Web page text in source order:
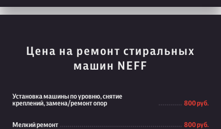
Цена на ремонт стиральных
машин NEFF
Установка машины по уровню, снятие
креплений, замена/ремонт опор
800 руб.
Мелкий ремонт 800 руб.